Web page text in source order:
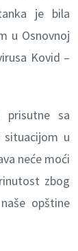
je bila
u Osnovnoj
Kovid –
prisutne sa
situacijom u
neće moći
zbog
opštine